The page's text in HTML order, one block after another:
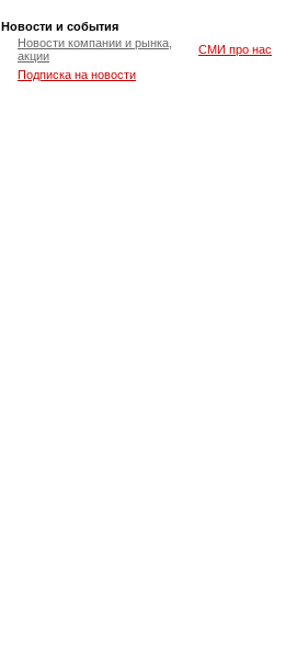
Новости и события
Новости компании и рынка,
акции
СМИ про нас
Подписка на новости